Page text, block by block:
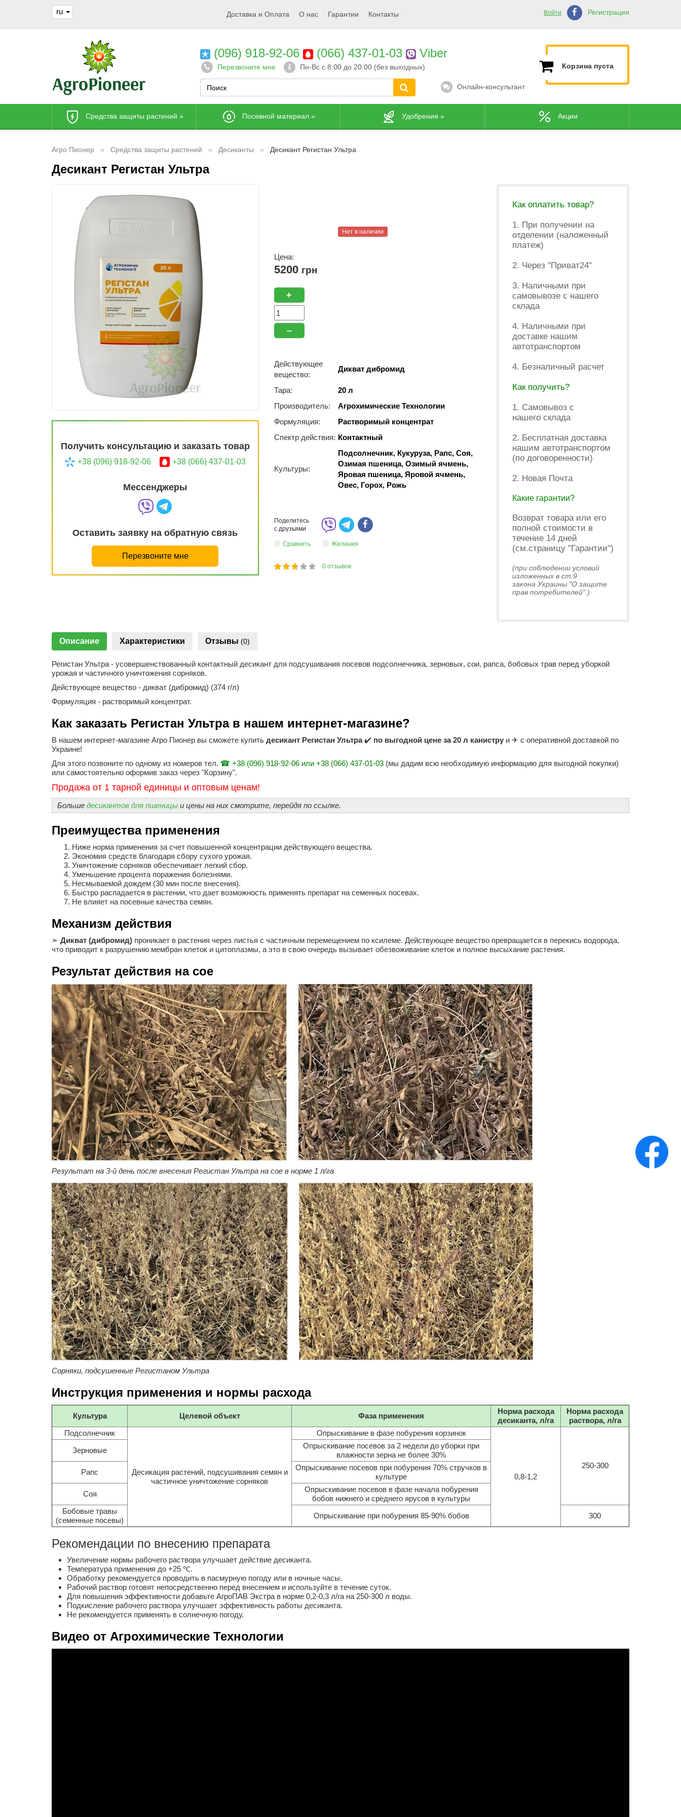
ru Войти Регистрация
Доставка и Оплата О нас Гарантии Контакты
(096) 918-92-06 (066) 437-01-03 Viber
Перезвоните мне Пн-Вс с 8:00 до 20:00 (без выходных)
Онлайн-консультант
Корзина пуста
Средства защиты растений » Посевной материал » Удобрения » Акции
Агро Пионер Средства защиты растений Десиканты Десикант Регистан Ультра
Десикант Регистан Ультра
Получить консультацию и заказать товар
+38 (096) 918-92-06 +38 (066) 437-01-03
Мессенджеры
Оставить заявку на обратную связь
Перезвоните мне
Нет в наличии
Цена:
5200 грн
+
–
Действующее
вещество:
Дикват дибромид
Тара:
20 л
Производитель:
Агрохимические Технологии
Формуляция:
Растворимый концентрат
Спектр действия: Контактный
Культуры:
Подсолнечник, Кукуруза, Рапс, Соя,
Озимая пшеница, Озимый ячмень,
Яровая пшеница, Яровой ячмень,
Овес, Горох, Рожь
Поделитесь
с друзьями
Сравнить Желания
52
1
2
3
4
5 0отзывов
Как оплатить товар?
1. При получении на
отделении (наложенный
платеж)
2. Через "Приват24"
3. Наличными при
самовывозе с нашего
склада
4. Наличными при
доставке нашим
автотранспортом
4. Безналичный расчет
Как получить?
1. Самовывоз с
нашего склада
2. Бесплатная доставка
нашим автотранспортом
(по договоренности)
2. Новая Почта
Какие гарантии?
Возврат товара или его
полной стоимости в
течение 14 дней
(см.страницу "Гарантии")
(при соблюдении условий
изложенных в ст.9
закона Украины "О защите
прав потребителей".)
Описание Характеристики Отзывы (0)
Регистан Ультра - усовершенствованный контактный десикант для подсушивания посевов подсолнечника, зерновых, сои, рапса, бобовых трав перед уборкой
урожая и частичного уничтожения сорняков.
Действующее вещество - дикват (дибромид) (374 г/л)
Формуляция - растворимый концентрат.
Как заказать Регистан Ультра в нашем интернет-магазине?
В нашем интернет-магазине Агро Пионер вы сможете купить десикант Регистан Ультра ✔️ по выгодной цене за 20 л канистру и ✈ с оперативной доставкой по
Украине!
Для этого позвоните по одному из номеров тел. ☎ +38 (096) 918-92-06 или +38 (066) 437-01-03 (мы дадим всю необходимую информацию для выгодной покупки)
или самостоятельно оформив заказ через "Корзину".
Продажа от 1 тарной единицы и оптовым ценам!
Больше десикантов для пшеницы и цены на них смотрите, перейдя по ссылке.
Преимущества применения
Ниже норма применения за счет повышенной концентрации действующего вещества.
Экономия средств благодаря сбору сухого урожая.
Уничтожение сорняков обеспечивает легкий сбор.
Уменьшение процента поражения болезнями.
Несмываемой дождем (30 мин после внесения).
Быстро распадается в растении, что дает возможность применять препарат на семенных посевах.
Не влияет на посевные качества семян.
Механизм действия
➣ Дикват (дибромид) проникает в растения через листья с частичным перемещением по ксилеме. Действующее вещество превращается в перекись водорода,
что приводит к разрушению мембран клеток и цитоплазмы, а это в свою очередь вызывает обезвоживание клеток и полное высыхание растения.
Результат действия на сое
Результат на 3-й день после внесения Регистан Ультра на сое в норме 1 л/га
Сорняки, подсушенные Регистаном Ультра
Инструкция применения и нормы расхода
Культура Целевой объект Фаза применения
Норма расхода
десиканта, л/га
Норма расхода
раствора, л/га
Подсолнечник
Десикация растений, подсушивания семян и
частичное уничтожение сорняков
Опрыскивание в фазе побурения корзинок
0,8-1,2
250-300
Зерновые
Опрыскивание посевов за 2 недели до уборки при
влажности зерна не более 30%
Рапс
Опрыскивание посевов при побурения 70% стручков в
культуре
Соя
Опрыскивание посевов в фазе начала побурения
бобов нижнего и среднего ярусов в культуры
Бобовые травы
(семенные посевы)
Опрыскивание при побурения 85-90% бобов 300
Рекомендации по внесению препарата
Увеличение нормы рабочего раствора улучшает действие десиканта.
Температура применения до +25 ℃.
Обработку рекомендуется проводить в пасмурную погоду или в ночные часы.
Рабочий раствор готовят непосредственно перед внесением и используйте в течение суток.
Для повышения эффективности добавьте АгроПАВ Экстра в норме 0,2-0,3 л/га на 250-300 л воды.
Подкисление рабочего раствора улучшает эффективность работы десиканта.
Не рекомендуется применять в солнечную погоду.
Видео от Агрохимические Технологии